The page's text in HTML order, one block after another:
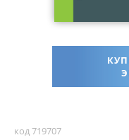
код 719707